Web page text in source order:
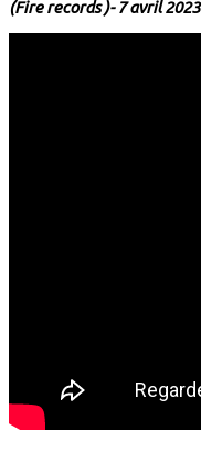
(Fire records )- 7 avril 2023